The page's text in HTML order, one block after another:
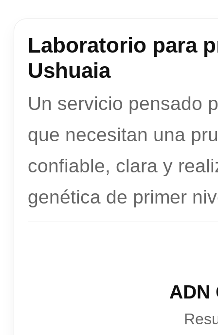
Laboratorio para
Ushuaia
Un servicio pensado
que necesitan una
confiable, clara y
genética de primer
ADN